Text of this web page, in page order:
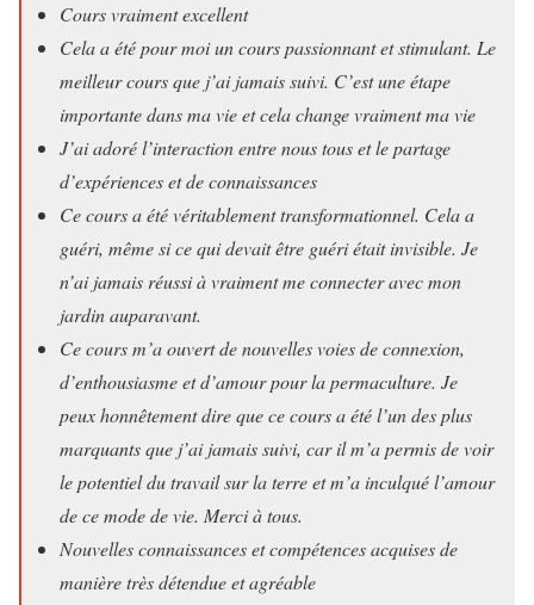
Cours vraiment excellent
Cela a été pour moi un cours passionnant et stimulant. Le
meilleur cours que j’ai jamais suivi. C’est une étape
importante dans ma vie et cela change vraiment ma vie
J’ai adoré l’interaction entre nous tous et le partage
d’expériences et de connaissances
Ce cours a été véritablement transformationnel. Cela a
guéri, même si ce qui devait être guéri était invisible. Je
n’ai jamais réussi à vraiment me connecter avec mon
jardin auparavant.
Ce cours m’a ouvert de nouvelles voies de connexion,
d’enthousiasme et d’amour pour la permaculture. Je
peux honnêtement dire que ce cours a été l’un des plus
marquants que j’ai jamais suivi, car il m’a permis de voir
le potentiel du travail sur la terre et m’a inculqué l’amour
de ce mode de vie. Merci à tous.
Nouvelles connaissances et compétences acquises de
manière très détendue et agréable